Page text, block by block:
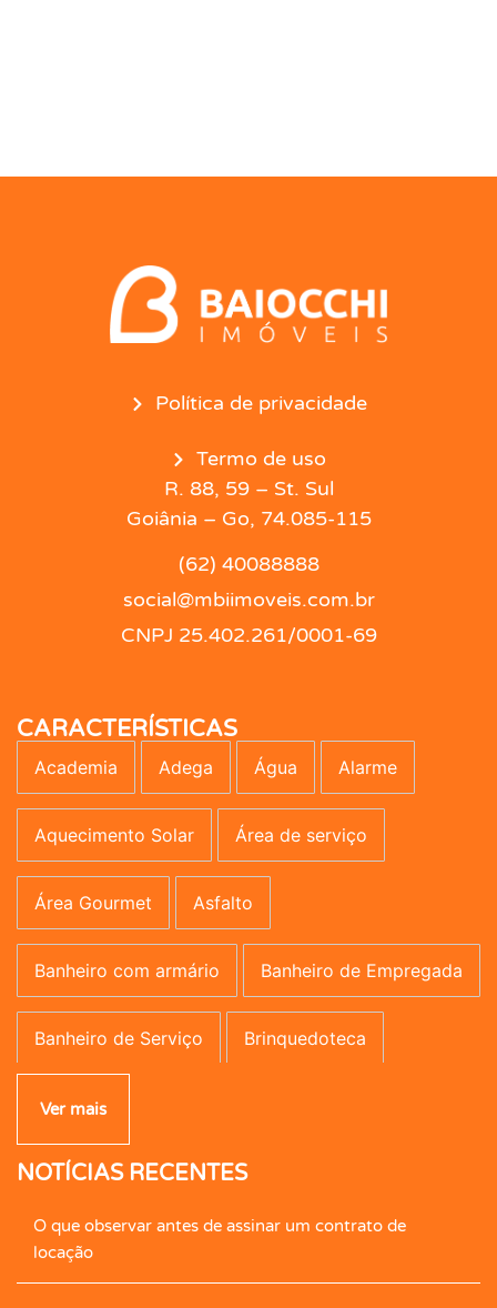
Política de privacidade
Termo de uso
R. 88, 59 – St. Sul
Goiânia – Go, 74.085-115
(62) 40088888
social@mbiimoveis.com.br
CNPJ 25.402.261/0001-69
CARACTERÍSTICAS
Academia Adega Água Alarme
Aquecimento Solar Área de serviço
Área Gourmet Asfalto
Banheiro com armário Banheiro de Empregada
Banheiro de Serviço Brinquedoteca
Campo de Futebol
Caseiro Central de Gás
Cerca Elétrica
Ver mais
NOTÍCIAS RECENTES
O que observar antes de assinar um contrato de
locação